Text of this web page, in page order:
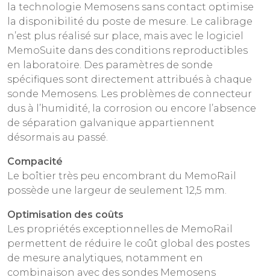
la technologie Memosens sans contact optimise
la disponibilité du poste de mesure. Le calibrage
n’est plus réalisé sur place, mais avec le logiciel
MemoSuite dans des conditions reproductibles
en laboratoire. Des paramètres de sonde
spécifiques sont directement attribués à chaque
sonde Memosens. Les problèmes de connecteur
dus à l’humidité, la corrosion ou encore l’absence
de séparation galvanique appartiennent
désormais au passé.
Compacité
Le boîtier très peu encombrant du MemoRail
possède une largeur de seulement 12,5 mm.
Optimisation des coûts
Les propriétés exceptionnelles de MemoRail
permettent de réduire le coût global des postes
de mesure analytiques, notamment en
combinaison avec des sondes Memosens